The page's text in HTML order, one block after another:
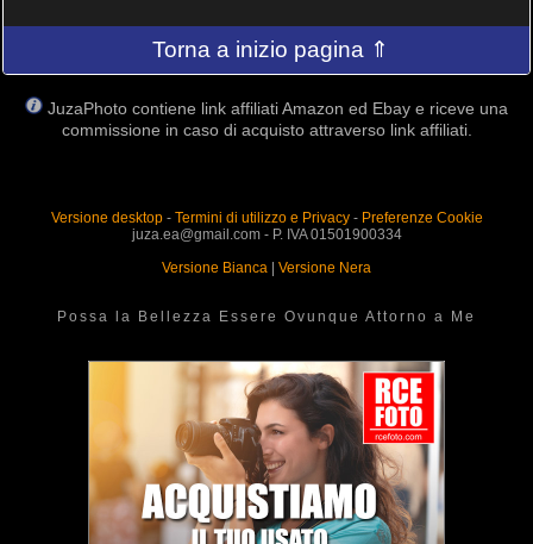
Torna a inizio pagina ⇑
JuzaPhoto contiene link affiliati Amazon ed Ebay e riceve una
commissione in caso di acquisto attraverso link affiliati.
Versione desktop- Termini di utilizzo e Privacy- Preferenze Cookie
juza.ea@gmail.com - P. IVA 01501900334
Versione Bianca | Versione Nera
Possa la Bellezza Essere Ovunque Attorno a Me